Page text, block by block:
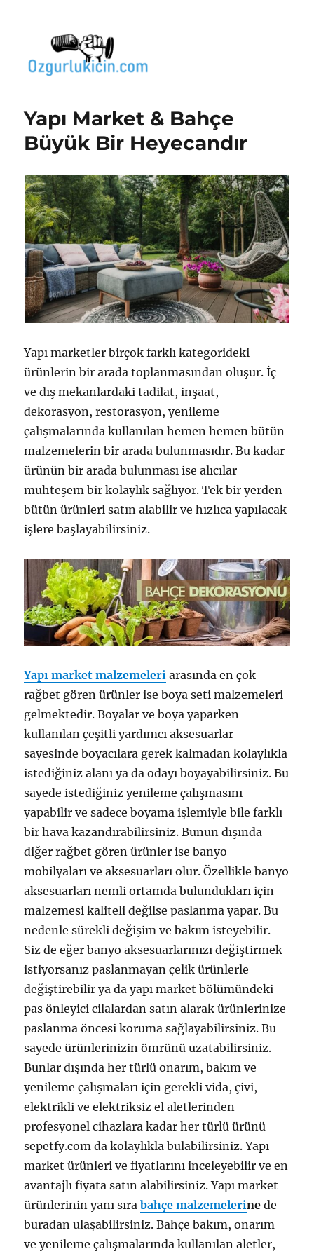
Yapı Market & Bahçe
Büyük Bir Heyecandır
Yapı marketler birçok farklı kategorideki
ürünlerin bir arada toplanmasından oluşur. İç
ve dış mekanlardaki tadilat, inşaat,
dekorasyon, restorasyon, yenileme
çalışmalarında kullanılan hemen hemen bütün
malzemelerin bir arada bulunmasıdır. Bu kadar
ürünün bir arada bulunması ise alıcılar
muhteşem bir kolaylık sağlıyor. Tek bir yerden
bütün ürünleri satın alabilir ve hızlıca yapılacak
işlere başlayabilirsiniz.
Yapı market malzemeleri arasında en çok
rağbet gören ürünler ise boya seti malzemeleri
gelmektedir. Boyalar ve boya yaparken
kullanılan çeşitli yardımcı aksesuarlar
sayesinde boyacılara gerek kalmadan kolaylıkla
istediğiniz alanı ya da odayı boyayabilirsiniz. Bu
sayede istediğiniz yenileme çalışmasını
yapabilir ve sadece boyama işlemiyle bile farklı
bir hava kazandırabilirsiniz. Bunun dışında
diğer rağbet gören ürünler ise banyo
mobilyaları ve aksesuarları olur. Özellikle banyo
aksesuarları nemli ortamda bulundukları için
malzemesi kaliteli değilse paslanma yapar. Bu
nedenle sürekli değişim ve bakım isteyebilir.
Siz de eğer banyo aksesuarlarınızı değiştirmek
istiyorsanız paslanmayan çelik ürünlerle
değiştirebilir ya da yapı market bölümündeki
pas önleyici cilalardan satın alarak ürünlerinize
paslanma öncesi koruma sağlayabilirsiniz. Bu
sayede ürünlerinizin ömrünü uzatabilirsiniz.
Bunlar dışında her türlü onarım, bakım ve
yenileme çalışmaları için gerekli vida, çivi,
elektrikli ve elektriksiz el aletlerinden
profesyonel cihazlara kadar her türlü ürünü
sepetfy.com da kolaylıkla bulabilirsiniz. Yapı
market ürünleri ve fiyatlarını inceleyebilir ve en
avantajlı fiyata satın alabilirsiniz. Yapı market
ürünlerinin yanı sırabahçe malzemelerine de
buradan ulaşabilirsiniz. Bahçe bakım, onarım
ve yenileme çalışmalarında kullanılan aletler,